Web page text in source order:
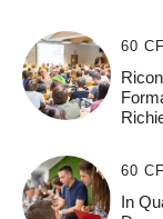
60
60
In